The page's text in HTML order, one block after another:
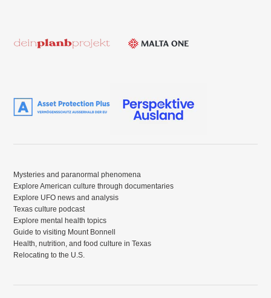
Mysteries and paranormal phenomena
Explore American culture through documentaries
Explore UFO news and analysis
Texas culture podcast
Explore mental health topics
Guide to visiting Mount Bonnell
Health, nutrition, and food culture in Texas
Relocating to the U.S.